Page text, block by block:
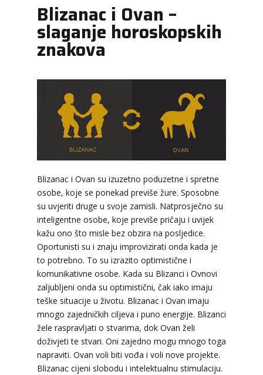
Blizanac i Ovan –
slaganje horoskopskih
znakova
Blizanac i Ovan su izuzetno poduzetne i spretne
osobe, koje se ponekad previše žure. Sposobne
su uvjeriti druge u svoje zamisli. Natprosječno su
inteligentne osobe, koje previše pričaju i uvijek
kažu ono što misle bez obzira na posljedice.
Oportunisti su i znaju improvizirati onda kada je
to potrebno. To su izrazito optimistične i
komunikativne osobe. Kada su Blizanci i Ovnovi
zaljubljeni onda su optimistični, čak iako imaju
teške situacije u životu. Blizanac i Ovan imaju
mnogo zajedničkih ciljeva i puno energije. Blizanci
žele raspravljati o stvarima, dok Ovan želi
doživjeti te stvari. Oni zajedno mogu mnogo toga
napraviti. Ovan voli biti vođa i voli nove projekte.
Blizanac cijeni slobodu i intelektualnu stimulaciju.
VESNA BURCSA / Kod 55
Tarot savjetnik je zauzet
TEHNIKE: tarot, psihološki razgovori
Broj tel: 064/600-600
tel:0,93€ - mob:1,12€ min
DI (DIJANA)/ Kod 67
Tarot savjetnik je zauzet
TEHNIKE:astrologija, numerlogija, tarot